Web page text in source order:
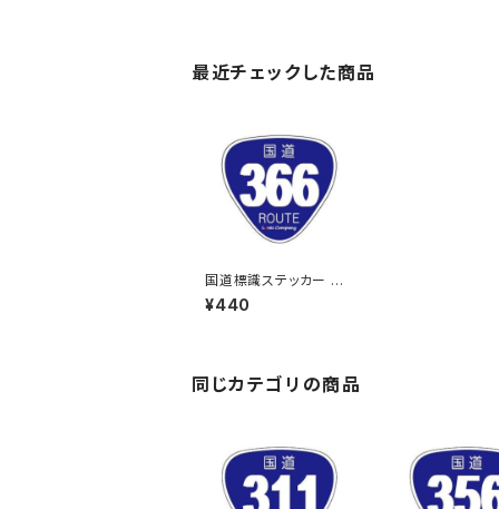
最近チェックした商品
国道標識ステッカー 36
6号線
¥440
同じカテゴリの商品